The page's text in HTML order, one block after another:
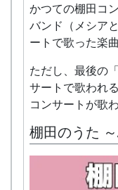
かつての棚田コ
バンド（メシア
ートで歌った楽曲
ただし、最後の
サートで歌われ
コンサートが歌
棚田のうた